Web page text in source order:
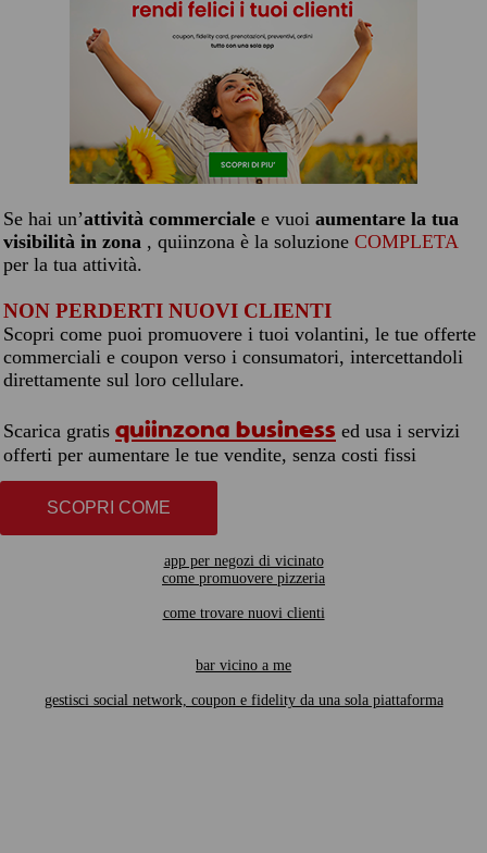
Se hai un’attività commerciale e vuoi aumentare la tua
visibilità in zona , quiinzona è la soluzione COMPLETA
per la tua attività.
NON PERDERTI NUOVI CLIENTI
Scopri come puoi promuovere i tuoi volantini, le tue offerte
commerciali e coupon verso i consumatori, intercettandoli
direttamente sul loro cellulare.
Scarica gratis quiinzona business ed usa i servizi
offerti per aumentare le tue vendite, senza costi fissi
SCOPRI COME
app per negozi di vicinato
come promuovere pizzeria
come trovare nuovi clienti
bar vicino a me
gestisci social network, coupon e fidelity da una sola piattaforma